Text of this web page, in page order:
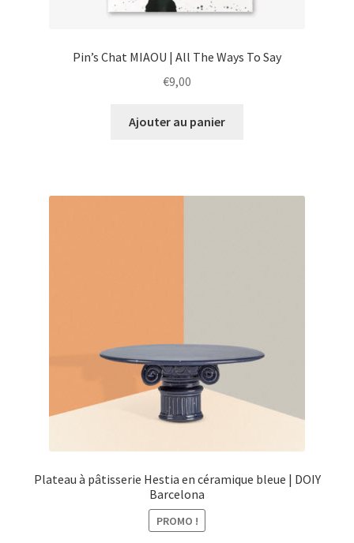
Pin’s Chat MIAOU | All The Ways To Say
€9,00
Ajouter au panier
Plateau à pâtisserie Hestia en céramique bleue | DOIY
Barcelona
PROMO !